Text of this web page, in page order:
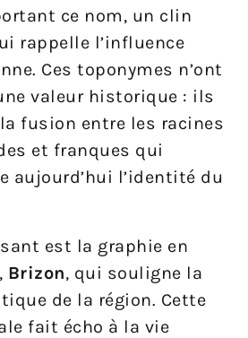
ce nom, un clin
rappelle l’influence
Ces toponymes n’ont
valeur historique : ils
fusion entre les racines
et franques qui
aujourd’hui l’identité du
est la graphie en
Brizon, qui souligne la
de la région. Cette
fait écho à la vie